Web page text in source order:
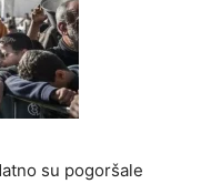
su pogoršale